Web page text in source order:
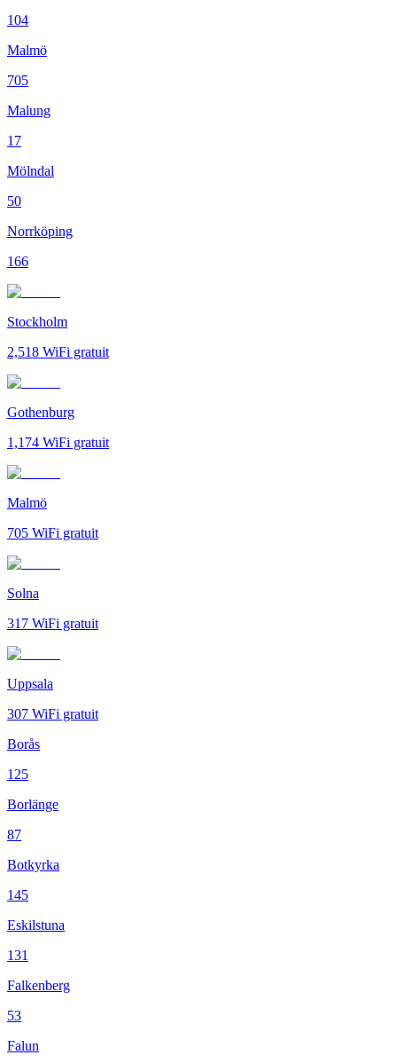
104
Malmö
705
Malung
17
Mölndal
50
Norrköping
166
Stockholm
2,518 WiFi gratuit
Gothenburg
1,174 WiFi gratuit
Malmö
705 WiFi gratuit
Solna
317 WiFi gratuit
Uppsala
307 WiFi gratuit
Borås
125
Borlänge
87
Botkyrka
145
Eskilstuna
131
Falkenberg
53
Falun